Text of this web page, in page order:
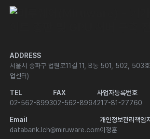
ADDRESS
업센터)
TEL
02-562-8993
FAX
02-562-8994
사업자등록번호
217-81-27760
Email
databank.lch@miruware.com
개인정보관리책임
이정훈